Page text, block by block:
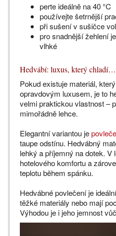
perte ideálně na 40 °C
používejte šetrnější
při sušení v sušičce
pro snadnější žehlení
vlhké
Hedvábí: luxus, který chladí…
Pokud existuje materiál,
opravdovým luxusem, je to
velmi praktickou vlastnost –
mimořádně lehce.
Elegantní variantou je
taupe odstínu. Hedvábný
lehký a příjemný na dotek. V
hotelového komfortu a
teplotu během spánku.
Hedvábné povlečení je
těžké materiály nebo mají
Výhodou je i jeho jemnost